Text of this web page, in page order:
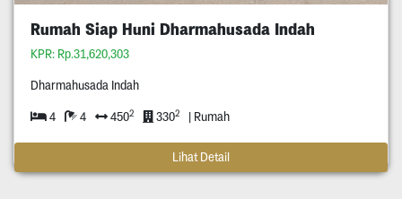
Rumah Siap Huni Dharmahusada Indah
KPR: Rp.31,620,303
Dharmahusada Indah
4 4 4502 3302 | Rumah
Lihat Detail